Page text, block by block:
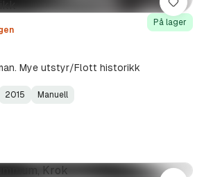
På lager
Mye utstyr/Flott historikk
2015
Manuell
Lagre